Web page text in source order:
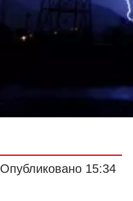
Опубликовано 15:34